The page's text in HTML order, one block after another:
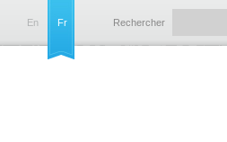
En Fr Rechercher